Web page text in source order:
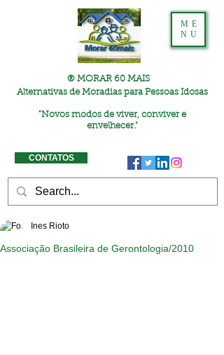
® MORAR 60 MAIS
Alternativas de Moradias para Pessoas Idosas
"Novos modos de viver, conviver e
envelhecer."
ME
NU
CONTATOS
Associação Brasileira de Gerontologia/2010
Ines Rioto